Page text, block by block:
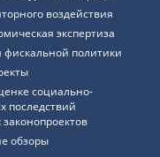
воздействия
экспертиза
фискальной политики
социально-
последствий
обзоры